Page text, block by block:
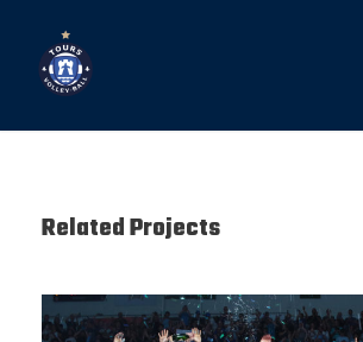
Related Projects